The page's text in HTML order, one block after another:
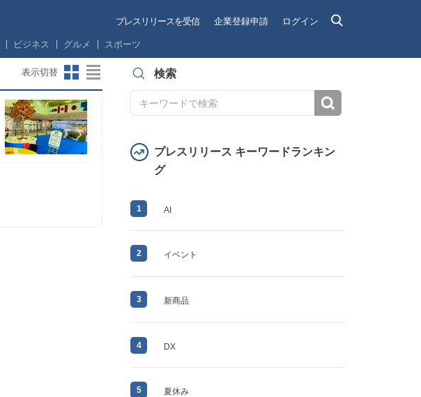
プレスリリースを受信 企業登録申請 ログイン
ビジネス グルメ スポーツ
表示切替 検索
プレスリリース キーワードランキン
グ
1 AI
2 イベント
3 新商品
4 DX
5 夏休み